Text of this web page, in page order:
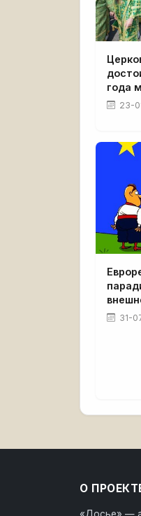
года
23-
31-
О
«Досье» —